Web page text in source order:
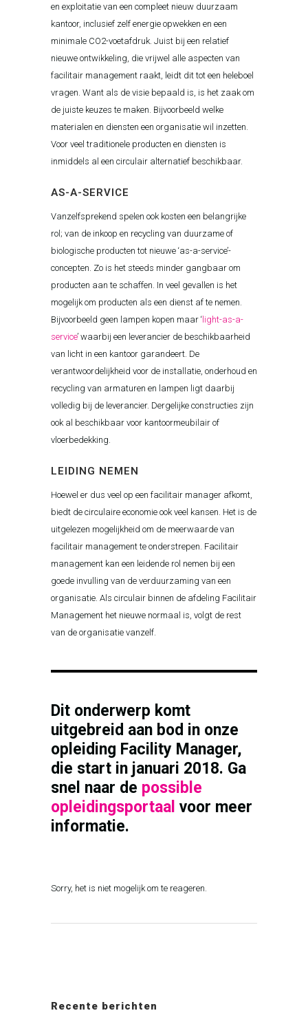
en exploitatie van een compleet nieuw duurzaam
kantoor, inclusief zelf energie opwekken en een
minimale CO2-voetafdruk. Juist bij een relatief
nieuwe ontwikkeling, die vrijwel alle aspecten van
facilitair management raakt, leidt dit tot een heleboel
vragen. Want als de visie bepaald is, is het zaak om
de juiste keuzes te maken. Bijvoorbeeld welke
materialen en diensten een organisatie wil inzetten.
Voor veel traditionele producten en diensten is
inmiddels al een circulair alternatief beschikbaar.
AS-A-SERVICE
Vanzelfsprekend spelen ook kosten een belangrijke
rol; van de inkoop en recycling van duurzame of
biologische producten tot nieuwe ‘as-a-service’-
concepten. Zo is het steeds minder gangbaar om
producten aan te schaffen. In veel gevallen is het
mogelijk om producten als een dienst af te nemen.
Bijvoorbeeld geen lampen kopen maar ‘light-as-a-
service’ waarbij een leverancier de beschikbaarheid
van licht in een kantoor garandeert. De
verantwoordelijkheid voor de installatie, onderhoud en
recycling van armaturen en lampen ligt daarbij
volledig bij de leverancier. Dergelijke constructies zijn
ook al beschikbaar voor kantoormeubilair of
vloerbedekking.
LEIDING NEMEN
Hoewel er dus veel op een facilitair manager afkomt,
biedt de circulaire economie ook veel kansen. Het is de
uitgelezen mogelijkheid om de meerwaarde van
facilitair management te onderstrepen. Facilitair
management kan een leidende rol nemen bij een
goede invulling van de verduurzaming van een
organisatie. Als circulair binnen de afdeling Facilitair
Management het nieuwe normaal is, volgt de rest
van de organisatie vanzelf.
Dit onderwerp komt
uitgebreid aan bod in onze
opleiding Facility Manager,
die start in januari 2018. Ga
snel naar de possible
opleidingsportaal voor meer
informatie.
Sorry, het is niet mogelijk om te reageren.
Recente berichten